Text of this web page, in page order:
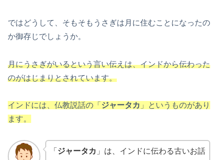
ではどうして、そもそもうさぎは月に住むことになったの
か御存じでしょうか。
月にうさぎがいるという言い伝えは、インドから伝わった
のがはじまりとされています。
インドには、仏教説話の「 ジャータカ 」というものがあり
ます。
「 ジャータカ 」は、インドに伝わる古いお話